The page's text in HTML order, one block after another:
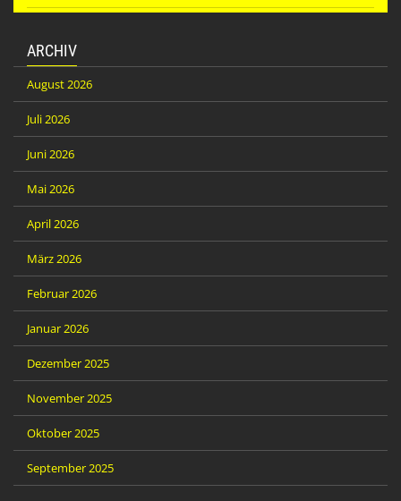
ARCHIV
August 2026
Juli 2026
Juni 2026
Mai 2026
April 2026
März 2026
Februar 2026
Januar 2026
Dezember 2025
November 2025
Oktober 2025
September 2025